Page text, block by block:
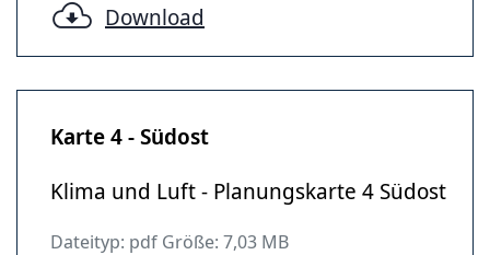
Download
Karte 4 - Südost
Klima und Luft - Planungskarte 4 Südost
Dateityp: pdf Größe: 7,03 MB